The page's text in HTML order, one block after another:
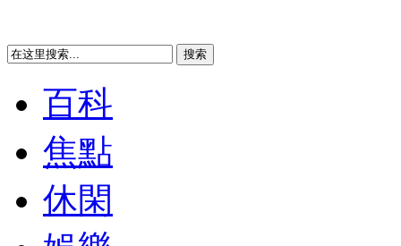
百科
焦點
休閑